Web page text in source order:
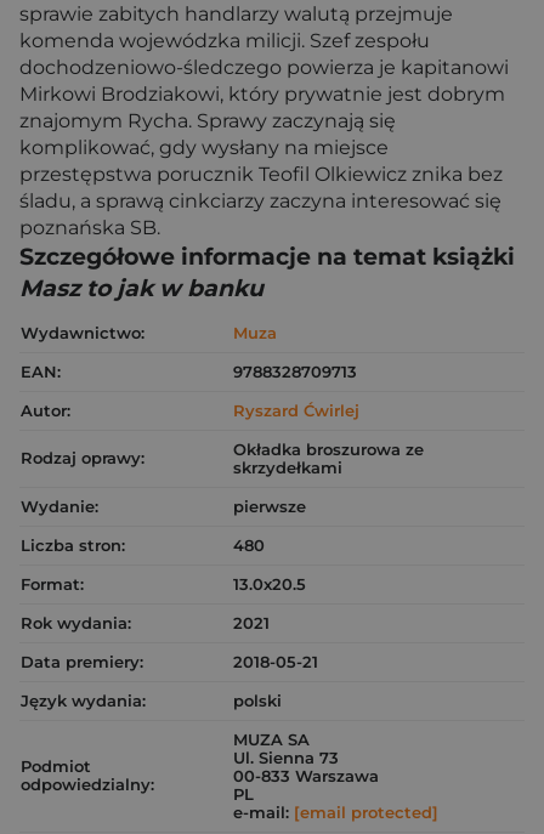
sprawie zabitych handlarzy walutą przejmuje
komenda wojewódzka milicji. Szef zespołu
dochodzeniowo-śledczego powierza je kapitanowi
Mirkowi Brodziakowi, który prywatnie jest dobrym
znajomym Rycha. Sprawy zaczynają się
komplikować, gdy wysłany na miejsce
przestępstwa porucznik Teofil Olkiewicz znika bez
śladu, a sprawą cinkciarzy zaczyna interesować się
poznańska SB.
Szczegółowe informacje na temat książki
Masz to jak w banku
Wydawnictwo:
Muza
EAN:
9788328709713
Autor:
Ryszard Ćwirlej
Rodzaj oprawy:
Okładka broszurowa ze
skrzydełkami
Wydanie:
pierwsze
Liczba stron:
480
Format:
13.0x20.5
Rok wydania:
2021
Data premiery:
2018-05-21
Język wydania:
polski
Podmiot
odpowiedzialny:
MUZA SA
Ul. Sienna 73
00-833 Warszawa
PL
e-mail: [email protected]